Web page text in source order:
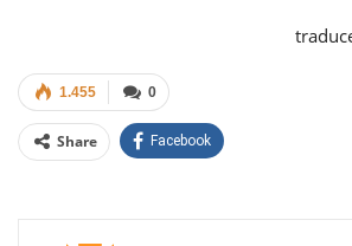
0
1.455
Share Facebook